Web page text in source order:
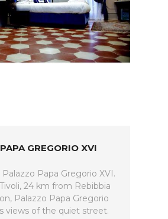
GREGORIO XVI
Papa Gregorio XVI.
24 km from Rebibbia
Palazzo Papa Gregorio
views of the quiet street.